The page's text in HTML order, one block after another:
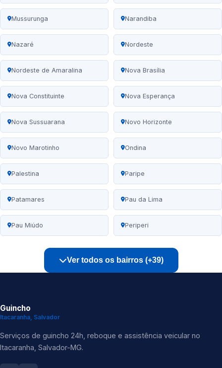
Mussurunga Narandiba
Nazaré Nordeste
Nordeste de Amaralina Nova Brasília
Nova Constituinte Nova Esperança
Nova Sussuarana Novo Horizonte
Novo Marotinho Ondina
Palestina Paripe
Patamares Pau da Lima
Pau Miúdo Periperi
Ver todos os bairros (+39)
Guincho
Itacaranha, Salvador
Serviços de guincho 24h, reboque e assistência veicular no
Itacaranha, Salvador-MG.